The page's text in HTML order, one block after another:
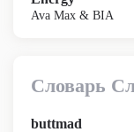
Ava Max & BIA
Словарь
buttmad